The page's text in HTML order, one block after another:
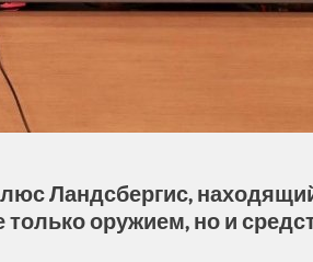
Ландсбергис,
оружием, но и